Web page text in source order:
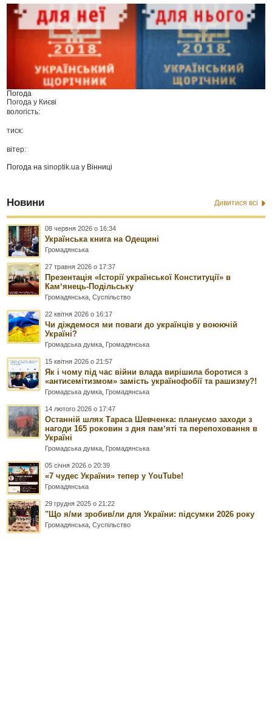
Погода
Погода у Києві
вологість:
тиск:
вітер:
Погода наsinoptik.ua у Вінниці
Новини Дивитися всі
08 червня 2026 о 16:34
Українська книга на Одещині
Громадянська
27 травня 2026 о 17:37
Презентація «Історії української Конституції» в
Камʼянець-Подільську
Громадянська ,Суспільство
22 квітня 2026 о 16:17
Чи діждемося ми поваги до українців у воюючій
Україні?
Громадська думка Громадянська
15 квітня 2026 о 21:57
Як і чому під час війни влада вирішила боротися з
«антисемітизмом» замість українофобії та рашизму?!
Громадська думка Громадянська
14 лютого 2026 о 17:47
Останній шлях Тараса Шевченка: плануємо заходи з
нагоди 165 роковин з дня памʼяті та перепоховання в
Україні
Громадська думка Громадянська
05 січня 2026 о 20:39
«7 чудес України» тепер у YouTube!
Громадянська
29 грудня 2025 о 21:22
"Що я/ми зробив/ли для України: підсумки 2026 року
Громадянська ,Суспільство